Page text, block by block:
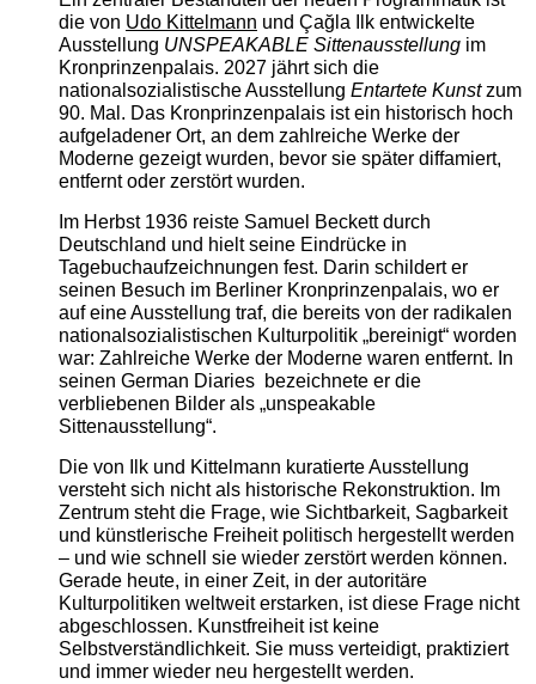
die von Udo Kittelmann und Çağla Ilk entwickelte
Ausstellung UNSPEAKABLE Sittenausstellungim
Kronprinzenpalais. 2027 jährt sich die
nationalsozialistische Ausstellung Entartete Kunstzum
90. Mal. Das Kronprinzenpalais ist ein historisch hoch
aufgeladener Ort, an dem zahlreiche Werke der
Moderne gezeigt wurden, bevor sie später diffamiert,
entfernt oder zerstört wurden.
Im Herbst 1936 reiste Samuel Beckett durch
Deutschland und hielt seine Eindrücke in
Tagebuchaufzeichnungen fest. Darin schildert er
seinen Besuch im Berliner Kronprinzenpalais, wo er
auf eine Ausstellung traf, die bereits von der radikalen
nationalsozialistischen Kulturpolitik „bereinigt“ worden
war: Zahlreiche Werke der Moderne waren entfernt. In
seinen German Diaries bezeichnete er die
verbliebenen Bilder als „unspeakable
Sittenausstellung“.
Die von Ilk und Kittelmann kuratierte Ausstellung
versteht sich nicht als historische Rekonstruktion. Im
Zentrum steht die Frage, wie Sichtbarkeit, Sagbarkeit
und künstlerische Freiheit politisch hergestellt werden
– und wie schnell sie wieder zerstört werden können.
Gerade heute, in einer Zeit, in der autoritäre
Kulturpolitiken weltweit erstarken, ist diese Frage nicht
abgeschlossen. Kunstfreiheit ist keine
Selbstverständlichkeit. Sie muss verteidigt, praktiziert
und immer wieder neu hergestellt werden.